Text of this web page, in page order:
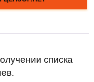
списка